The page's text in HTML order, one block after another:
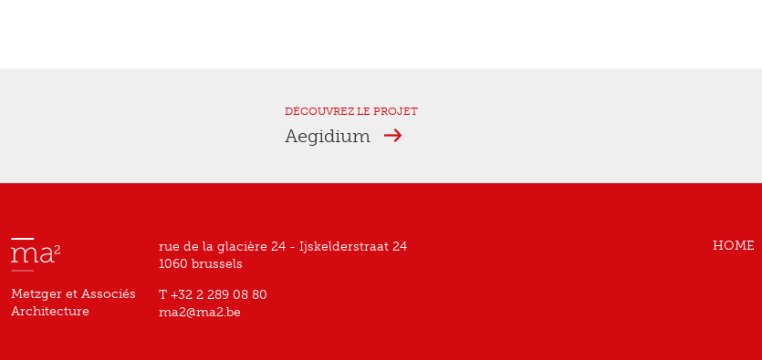
DÉCOUVREZ LE PROJET
Aegidium
Metzger et Associés
Architecture
rue de la glacière 24 - Ijskelderstraat 24
1060 brussels
T +32 2 289 08 80
ma2@ma2.be
HOME